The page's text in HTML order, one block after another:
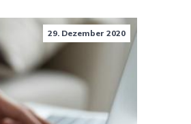
29. Dezember 2020